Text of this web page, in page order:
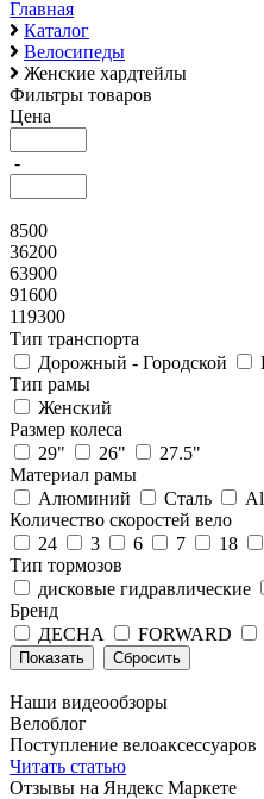
Главная
Каталог
Велосипеды
Женские хардтейлы
Фильтры товаров
Цена
-
8500
36200
63900
91600
119300
Тип транспорта
Дорожный - Городской
Тип рамы
Женский
Размер колеса
29"
26"
27.5"
Материал рамы
Алюминий
Сталь
Количество скоростей вело
24
3 6 7 18
Тип тормозов
дисковые гидравлические
Бренд
ДЕСНА
FORWARD
Наши видеообзоры
Велоблог
Поступление велоаксессуаров
Читать статью
Отзывы на Яндекс Маркете